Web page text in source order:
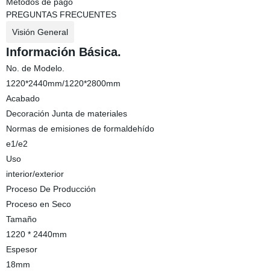
PREGUNTAS FRECUENTES
Visión General
Información Básica.
No. de Modelo.
1220*2440mm/1220*2800mm
Acabado
Decoración Junta de materiales
Normas de emisiones de formaldehído
e1/e2
Uso
interior/exterior
Proceso De Producción
Proceso en Seco
Tamaño
1220 * 2440mm
Espesor
18mm